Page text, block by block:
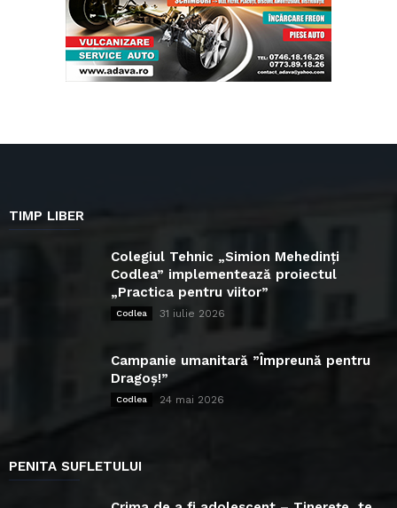
TIMP LIBER
Colegiul Tehnic „Simion Mehedinți
Codlea” implementează proiectul
„Practica pentru viitor”
Codlea 31 iulie 2026
Campanie umanitară ”Împreună pentru
Dragoș!”
Codlea 24 mai 2026
PENITA SUFLETULUI